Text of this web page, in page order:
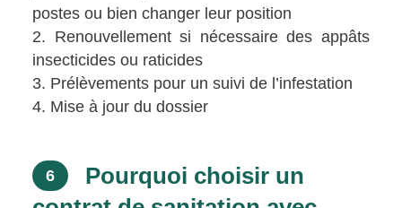
postes ou bien changer leur position
Renouvellement si nécessaire des appâts
insecticides ou raticides
Prélèvements pour un suivi de l’infestation
Mise à jour du dossier
6
Pourquoi choisir un